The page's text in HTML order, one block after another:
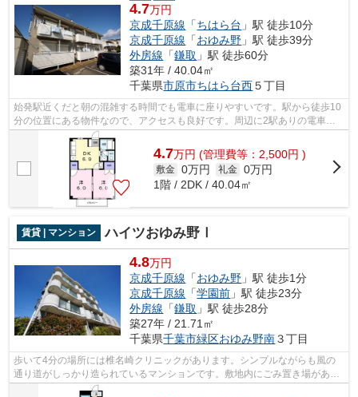
4.7万円
京成千原線 「ちはら台 」駅 徒歩10分
京成千原線 「おゆみ野 」駅 徒歩39分
外房線 「鎌取 」駅 徒歩60分
築31年 / 40.04㎡
千葉県市原市ちはら台西５丁目
始発駅近くだと朝の混雑する時間でも電車に座りやすいです。駅から徒歩10
分の位置にある物件なので、アクセスも良好です。周辺に2駅ありの電車通
勤しやすいアパートです。インターネッ...
4.7万円 (管理費等：2,500円 )
敷金 0万円 礼金 0万円
1階 / 2DK / 40.04㎡
賃貸 | マンション ハイツおゆみ野Ⅰ
4.8万円
京成千原線 「おゆみ野 」駅 徒歩1分
京成千原線 「学園前 」駅 徒歩23分
外房線 「鎌取 」駅 徒歩28分
築27年 / 21.71㎡
千葉県千葉市緑区おゆみ野南３丁目
歩いて4分の場所には椎名崎クリニックがあります。シンプルながらも風の
通り道がしっかり造られているマンションです。敷地内にごみ置き場がある
マンションです。入居の当日からインタ...